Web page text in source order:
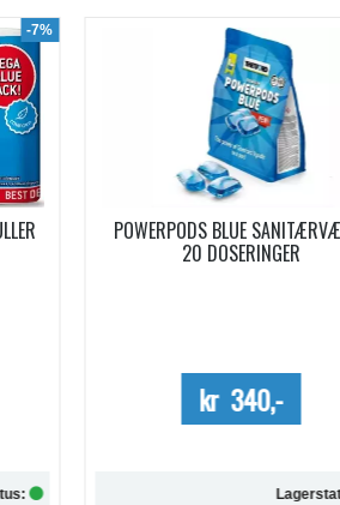
SANITÆRVÆSKE AQUA KEM
EUCALYPTUS KONSENTRERT
kr 254,-